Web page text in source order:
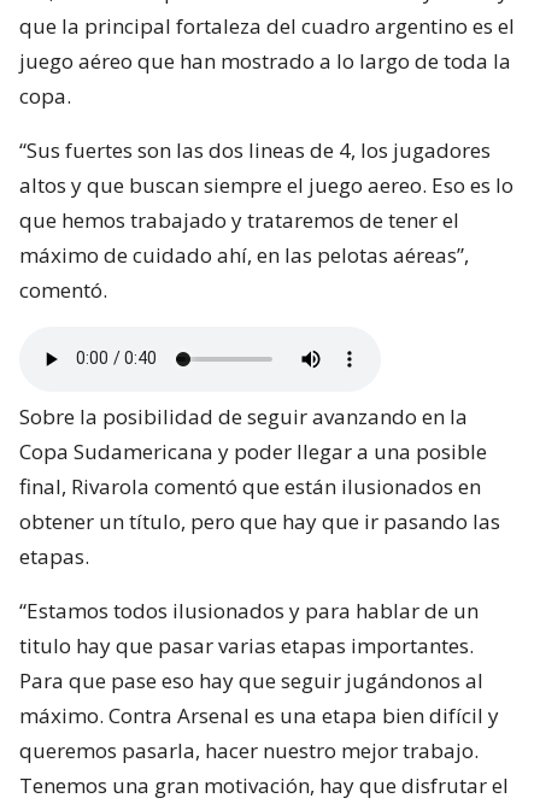
que la principal fortaleza del cuadro argentino es el
juego aéreo que han mostrado a lo largo de toda la
copa.
“Sus fuertes son las dos lineas de 4, los jugadores
altos y que buscan siempre el juego aereo. Eso es lo
que hemos trabajado y trataremos de tener el
máximo de cuidado ahí, en las pelotas aéreas”,
comentó.
Sobre la posibilidad de seguir avanzando en la
Copa Sudamericana y poder llegar a una posible
final, Rivarola comentó que están ilusionados en
obtener un título, pero que hay que ir pasando las
etapas.
“Estamos todos ilusionados y para hablar de un
titulo hay que pasar varias etapas importantes.
Para que pase eso hay que seguir jugándonos al
máximo. Contra Arsenal es una etapa bien difícil y
queremos pasarla, hacer nuestro mejor trabajo.
Tenemos una gran motivación, hay que disfrutar el